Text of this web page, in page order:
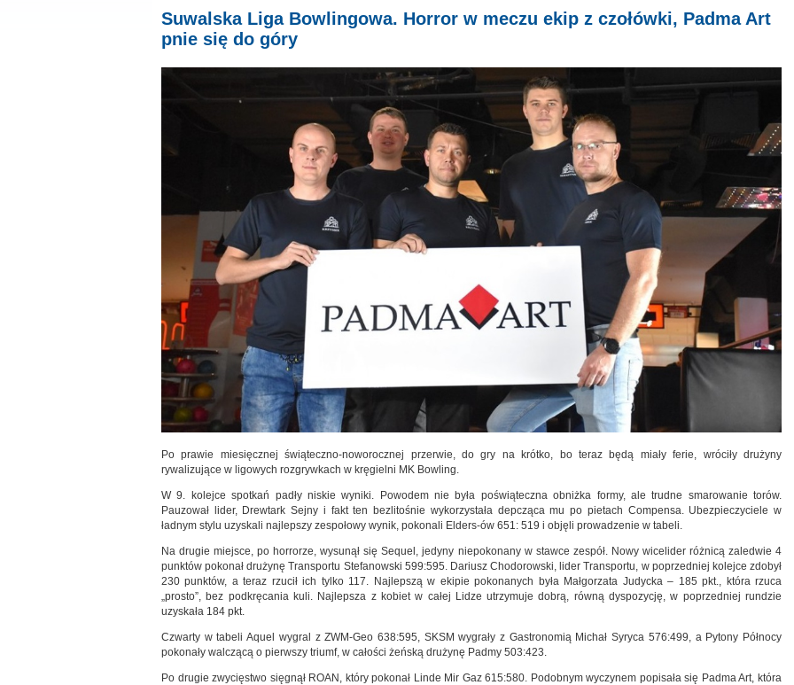
Suwalska Liga Bowlingowa. Horror w meczu ekip z czołówki, Padma Art
pnie się do góry
Po prawie miesięcznej świąteczno-noworocznej przerwie, do gry na krótko, bo teraz będą miały ferie, wróciły drużyny
rywalizujące w ligowych rozgrywkach w kręgielni MK Bowling.
W 9. kolejce spotkań padły niskie wyniki. Powodem nie była poświąteczna obniżka formy, ale trudne smarowanie torów.
Pauzował lider, Drewtark Sejny i fakt ten bezlitośnie wykorzystała depcząca mu po pietach Compensa. Ubezpieczyciele w
ładnym stylu uzyskali najlepszy zespołowy wynik, pokonali Elders-ów 651: 519 i objęli prowadzenie w tabeli.
Na drugie miejsce, po horrorze, wysunął się Sequel, jedyny niepokonany w stawce zespół. Nowy wicelider różnicą zaledwie 4
punktów pokonał drużynę Transportu Stefanowski 599:595. Dariusz Chodorowski, lider Transportu, w poprzedniej kolejce zdobył
230 punktów, a teraz rzucił ich tylko 117. Najlepszą w ekipie pokonanych była Małgorzata Judycka – 185 pkt., która rzuca
„prosto”, bez podkręcania kuli. Najlepsza z kobiet w całej Lidze utrzymuje dobrą, równą dyspozycję, w poprzedniej rundzie
uzyskała 184 pkt.
Czwarty w tabeli Aquel wygral z ZWM-Geo 638:595, SKSM wygrały z Gastronomią Michał Syryca 576:499, a Pytony Północy
pokonały walczącą o pierwszy triumf, w całości żeńską drużynę Padmy 503:423.
Po drugie zwycięstwo sięgnął ROAN, który pokonał Linde Mir Gaz 615:580. Podobnym wyczynem popisała się Padma Art, która